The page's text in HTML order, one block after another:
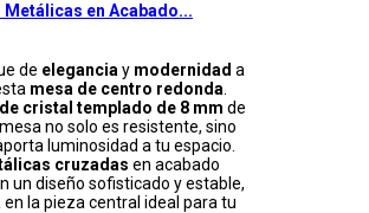
Metálicas en Acabado...
de elegancia y modernidad a
mesa de centro redonda
cristal templado de 8 mm de
no solo es resistente, sino
luminosidad a tu espacio.
cruzadas en acabado
un diseño sofisticado y estable,
la pieza central ideal para tu